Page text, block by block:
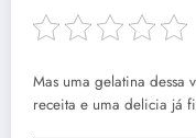
Mas uma gelatina dessa
receita e uma delicia já